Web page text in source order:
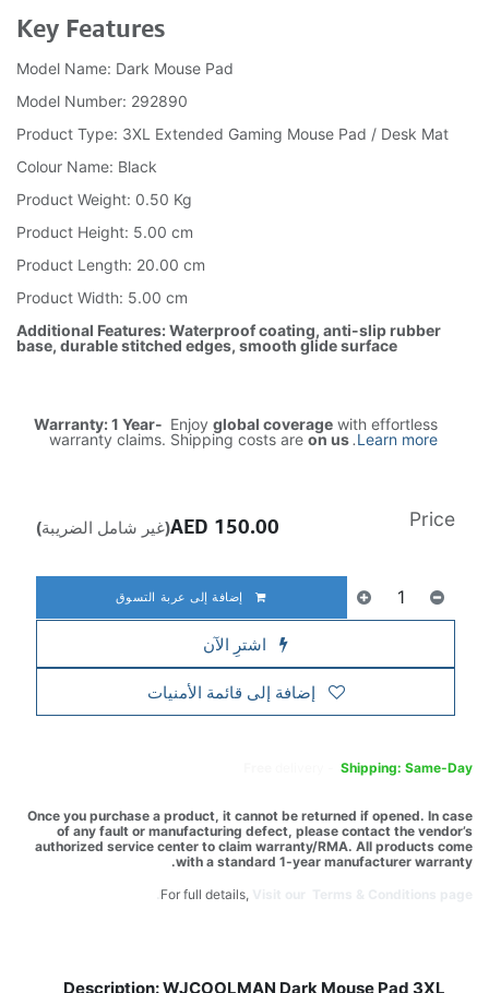
Key Features
Model Name: Dark Mouse Pad
Model Number: 292890
Product Type: 3XL Extended Gaming Mouse Pad / Desk Mat
Colour Name: Black
Product Weight: 0.50 Kg
Product Height: 5.00 cm
Product Length: 20.00 cm
Product Width: 5.00 cm
Additional Features: Waterproof coating, anti-slip rubber
base, durable stitched edges, smooth glide surface
Warranty: 1 Year- Enjoy global coverage with effortless
warranty claims. Shipping costs are on us.Learn more
إضافة إلى عربة التسوق
اشترِ الآن
إضافة إلى قائمة الأمنيات
Price
150.00 (غير شامل الضريبة)
Shipping: Same-Day
Once you purchase a product, it cannot be returned if opened. In case
of any fault or manufacturing defect, please contact the vendor’s
authorized service center to claim warranty/RMA. All products come
with a standard 1-year manufacturer warranty.
For full details,
Description: WJCOOLMAN Dark Mouse Pad 3XL